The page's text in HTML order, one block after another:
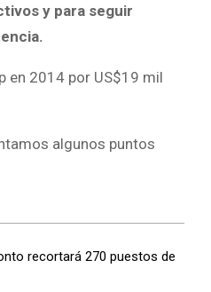
y para seguir
en 2014 por US$19 mil
algunos puntos
recortará 270 puestos de